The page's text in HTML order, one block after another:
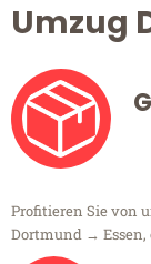
Umzug
Profitieren Sie von
Dortmund → Essen,